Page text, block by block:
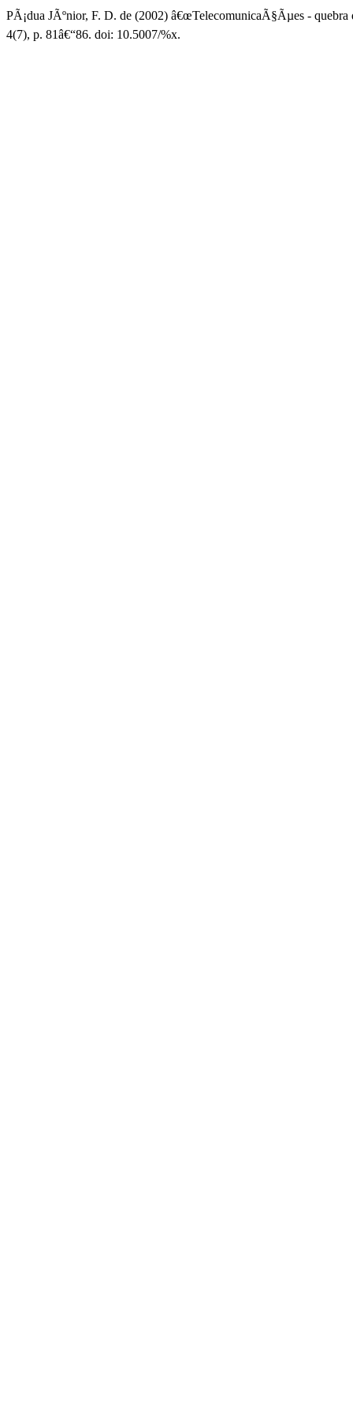
PÃ¡dua JÃºnior, F. D. de (2002) â€œTelecomunicaÃ§Ãµes - quebra
4(7), p. 81â€“86. doi: 10.5007/%x.